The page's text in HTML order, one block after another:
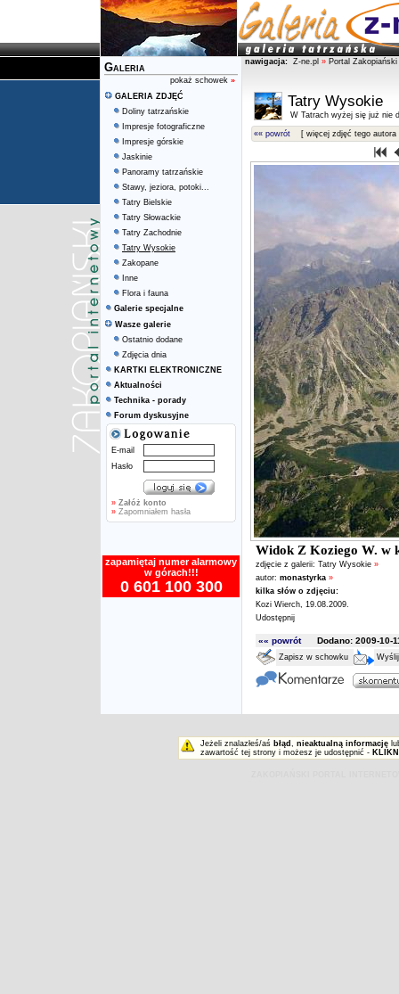
Galeria
pokaż schowek »
GALERIA ZDJĘĆ
Doliny tatrzańskie
Impresje fotograficzne
Impresje górskie
Jaskinie
Panoramy tatrzańskie
Stawy, jeziora, potoki...
Tatry Bielskie
Tatry Słowackie
Tatry Zachodnie
Tatry Wysokie
Zakopane
Inne
Flora i fauna
Galerie specjalne
Wasze galerie
Ostatnio dodane
Zdjęcia dnia
KARTKI ELEKTRONICZNE
Aktualności
Technika - porady
Forum dyskusyjne
E-mail
Hasło
» Załóż konto
» Zapomniałem hasła
zapamiętaj numer alarmowy
w górach!!!
0 601 100 300
nawigacja: Z-ne.pl » Portal Zakopiański
Tatry Wysokie
W Tatrach wyżej się już nie
«« powrót [ więcej zdjęć tego autora
Widok Z Koziego W. w
zdjęcie z galerii: Tatry Wysokie »
autor: monastyrka »
kilka słów o zdjęciu:
Kozi Wierch, 19.08.2009.
Udostępnij
«« powrótDodano: 2009-10-
Zapisz w schowku
Jeżeli znalazłeś/aś błąd , nieaktualną informację
zawartość tej strony i możesz je udostępnić -